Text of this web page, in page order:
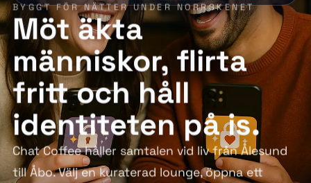
BYGGT FÖR NÄTTER UNDER NORRSKENET
Möt äkta
människor, flirta
fritt och håll
identiteten på is.
Chat Coffee håller samtalen vid liv från Ålesund
till Åbo. Välj en kuraterad lounge, öppna ett